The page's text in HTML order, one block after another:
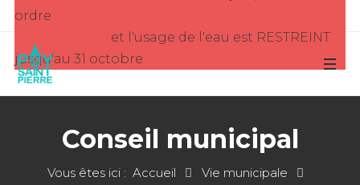
ordre
et l'usage de l'eau est RESTREINT
jusqu'au 31 octobre
Conseil municipal
Vous êtes ici : Accueil
Vie municipale